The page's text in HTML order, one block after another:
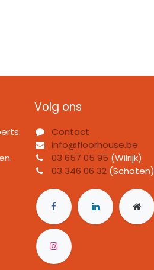
Volg ons
Contact
info@floorhouse.be
03 657 05 95 (Wilrijk)
03 346 06 32(Schoten)